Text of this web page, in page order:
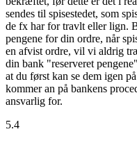
sendes til spisestedet, som
de fx har for travlt eller lign.
pengene for din ordre, når
en afvist ordre, vil vi aldrig
din bank "reserveret
at du først kan se dem igen
kommer an på bankens
ansvarlig for.
5.4